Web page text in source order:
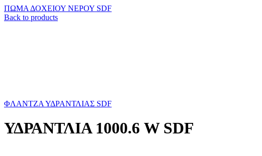
ΠΩΜΑ ΔΟΧΕΙΟΥ ΝΕΡΟΥ SDF
Back to products
ΦΛΑΝΤΖΑ ΥΔΡΑΝΤΛΙΑΣ SDF
ΥΔΡΑΝΤΛΙΑ 1000.6 W SDF